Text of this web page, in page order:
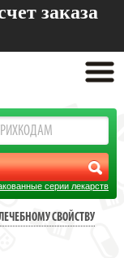
заказа
серии лекарств
СВОЙСТВУ